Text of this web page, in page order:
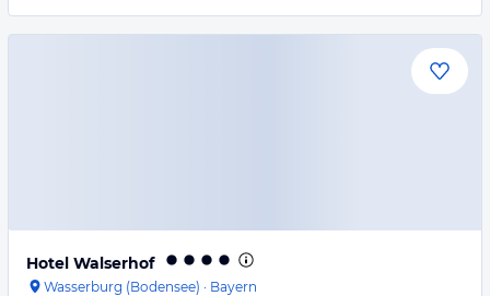
Hotel Walserhof
Wasserburg (Bodensee) · Bayern